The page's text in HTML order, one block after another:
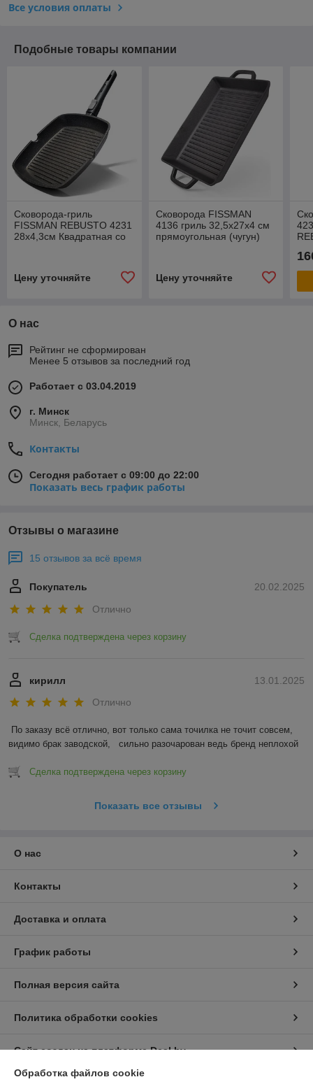
Все условия оплаты
Подобные товары компании
Сковорода-гриль
FISSMAN REBUSTO 4231
28x4,3см Квадратная со
Цену уточняйте
Cковорода FISSMAN
4136 гриль 32,5x27х4 см
прямоугольная (чугун)
Цену уточняйте
О нас
Рейтинг не сформирован
Менее 5 отзывов за последний год
Работает с 03.04.2019
г. Минск
Минск, Беларусь
Контакты
Сегодня работает с 09:00 до 22:00
Показать весь график работы
Отзывы о магазине
15 отзывов за всё время
20.02.2025
Покупатель
Отлично
Сделка подтверждена через корзину
13.01.2025
кирилл
Отлично
По заказу всё отлично, вот только сама точилка не точит совсем,
видимо брак заводской,   сильно разочарован ведь бренд неплохой
Сделка подтверждена через корзину
Показать все отзывы
О нас
Контакты
Доставка и оплата
График работы
Полная версия сайта
Политика обработки cookies
Сайт создан на платформе Deal.by
Обработка файлов cookie